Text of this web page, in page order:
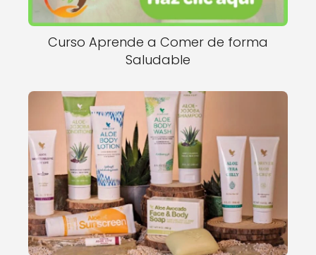
Curso Aprende a Comer de forma
Saludable